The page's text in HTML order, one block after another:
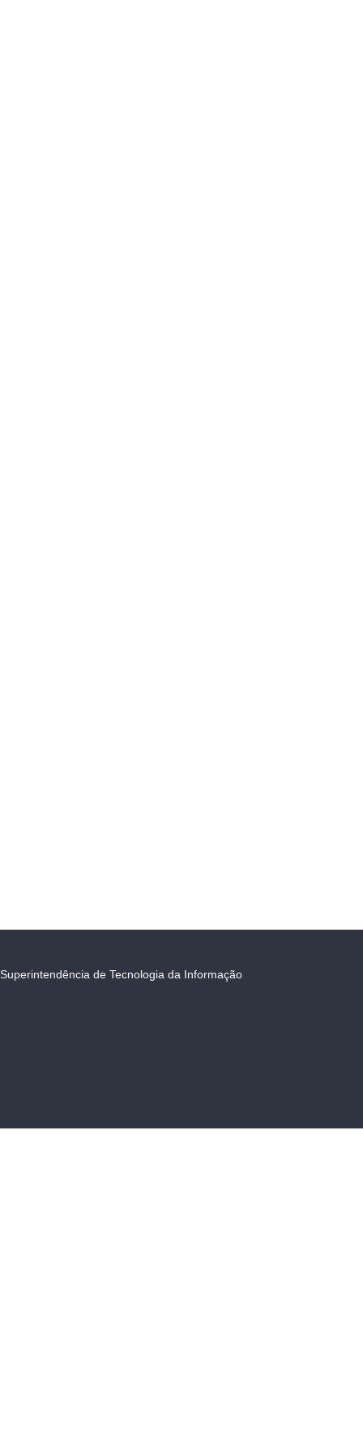
Superintendência de Tecnologia da Informação